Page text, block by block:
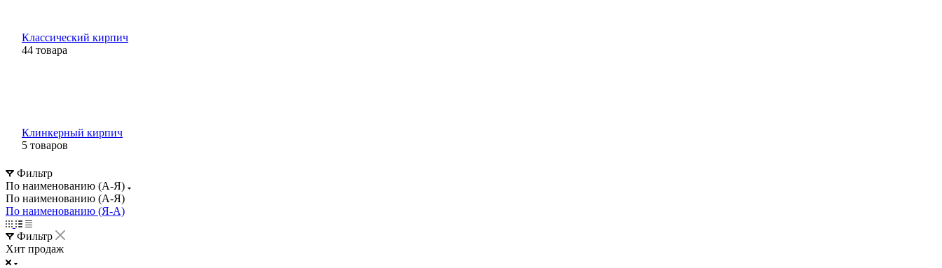
Классический кирпич
44 товара
Клинкерный кирпич
5 товаров
Фильтр
По наименованию (А-Я)
По наименованию (А-Я)
По наименованию (Я-А)
Фильтр
Хит продаж